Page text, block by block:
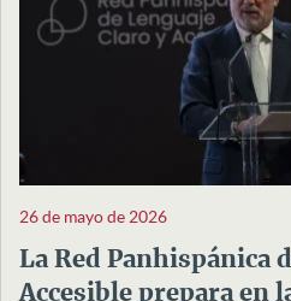
26 de mayo de 2026
La Red Panhispánica
Accesible prepara en